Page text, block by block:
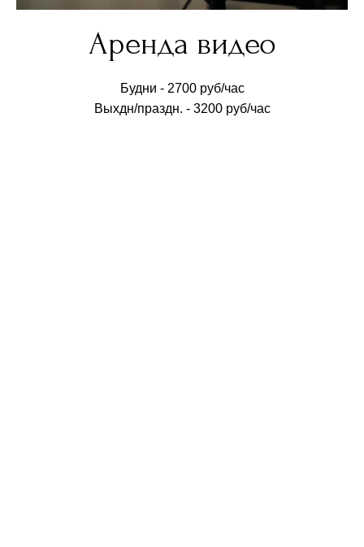
Аренда видео
Будни - 2700 руб/час
Выхдн/праздн. - 3200 руб/час